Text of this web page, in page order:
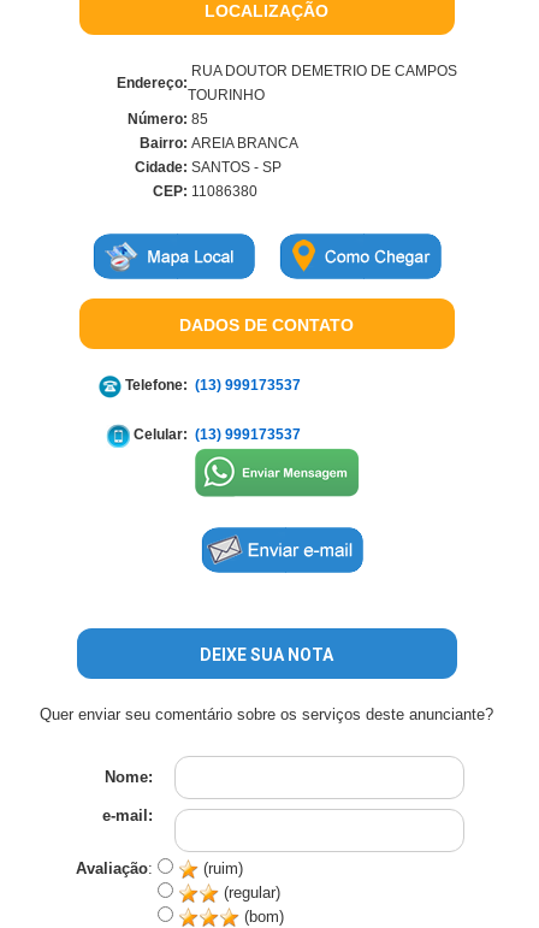
LOCALIZAÇÃO
Endereço:
RUA DOUTOR DEMETRIO DE CAMPOS
TOURINHO
Número: 85
Bairro: AREIA BRANCA
Cidade: SANTOS - SP
CEP: 11086380
DADOS DE CONTATO
Telefone: (13) 999173537
Celular: (13) 999173537
DEIXE SUA NOTA
Quer enviar seu comentário sobre os serviços deste anunciante?
Nome:
e-mail:
Avaliação:
(ruim)
(regular)
(bom)